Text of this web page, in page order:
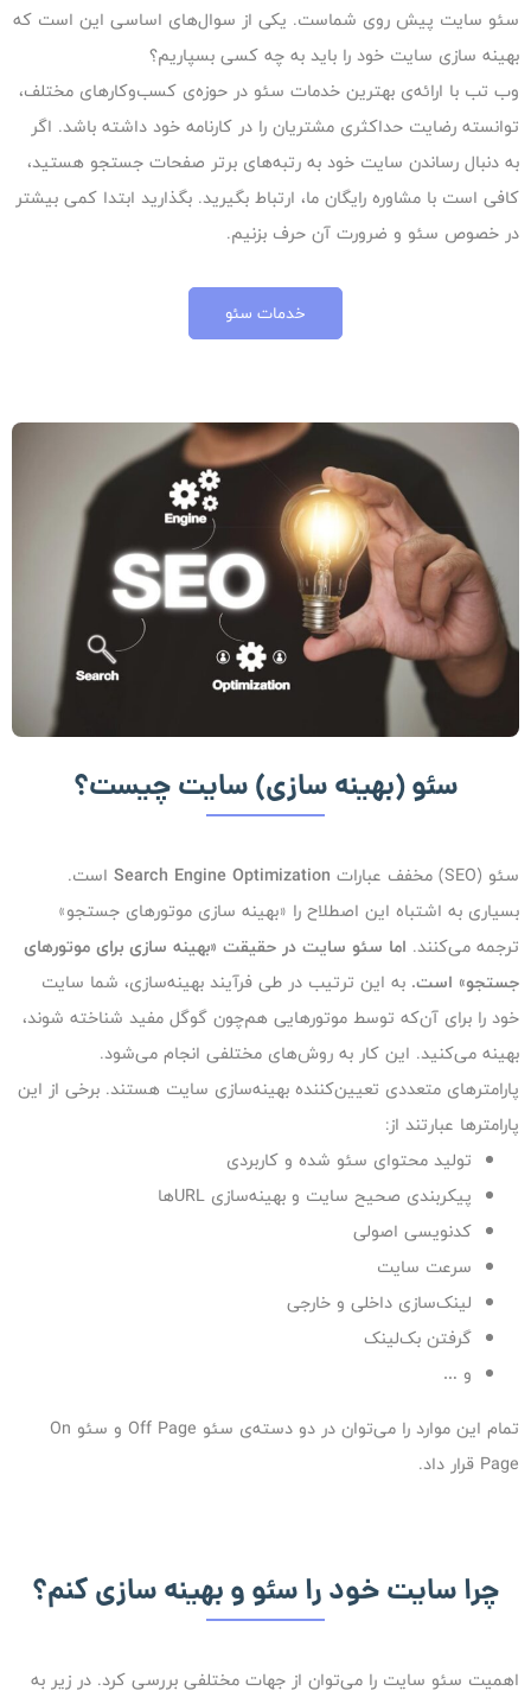
سئو سایت پیش روی شماست. یکی از سوال‌های اساسی این است که
بهینه سازی سایت خود را باید به چه کسی بسپاریم؟
وب تب با ارائه‌ی بهترین خدمات سئو در حوزه‌ی کسب‌وکارهای مختلف،
توانسته رضایت حداکثری مشتریان را در کارنامه خود داشته باشد. اگر
به‌ دنبال رساندن سایت خود به رتبه‌های برتر صفحات جستجو هستید،
کافی‌ است با مشاوره‌ رایگان ما، ارتباط بگیرید. بگذارید ابتدا کمی بیشتر
در خصوص سئو و ضرورت آن حرف بزنیم.
خدمات سئو
سئو (بهینه سازی) سایت چیست؟
سئو (SEO) مخفف عبارات Search Engine Optimization است.
بسیاری به اشتباه این اصطلاح را «بهینه سازی موتورهای جستجو»
ترجمه می‌کنند. اما سئو سایت در حقیقت «بهینه سازی برای موتورهای
جستجو» است. به این ترتیب در طی فرآیند بهینه‌سازی، شما سایت
خود را برای آن‌که توسط موتورهایی هم‌چون گوگل مفید شناخته شوند،
بهینه می‌کنید. این کار به روش‌های مختلفی انجام می‌شود.
پارامترهای متعددی تعیین‌کننده‌ بهینه‌سازی سایت هستند. برخی از این
پارامترها عبارتند از:
تولید محتوای سئو شده و کاربردی
پیکربندی صحیح سایت و بهینه‌سازی URL‌ها
کدنویسی اصولی
سرعت سایت
لینک‌سازی داخلی و خارجی
گرفتن بک‌لینک
و …
تمام این موارد را می‌توان در دو دسته‌ی سئو Off Page و سئو On
Page قرار داد.
چرا سایت خود را سئو و بهینه سازی کنم؟
اهمیت سئو سایت را می‌توان از جهات مختلفی بررسی کرد. در زیر به